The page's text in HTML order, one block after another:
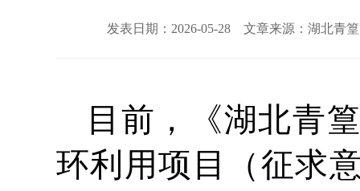
发表日期：2026-05-28 文章来源：湖北青
目前，《湖北青
环利用项目（征求